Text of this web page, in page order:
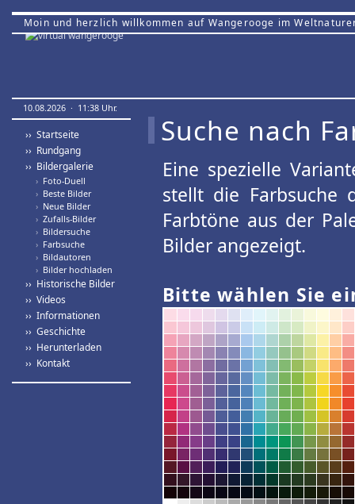
Moin und herzlich willkommen auf Wangerooge im
10.08.2026 · 11:38 Uhr.
›› Startseite
›› Rundgang
›› Bildergalerie
› Foto-Duell
› Beste Bilder
› Neue Bilder
› Zufalls-Bilder
› Bildersuche
› Farbsuche
› Bildautoren
› Bilder hochladen
›› Historische Bilder
›› Videos
›› Informationen
›› Geschichte
›› Herunterladen
›› Kontakt
Suche nach
Eine spezielle
stellt die Farbsuche
Farbtöne aus der
Bilder angezeigt.
Bitte wählen Sie